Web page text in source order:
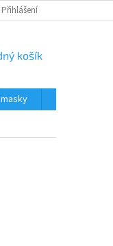
Přihlášení
košík